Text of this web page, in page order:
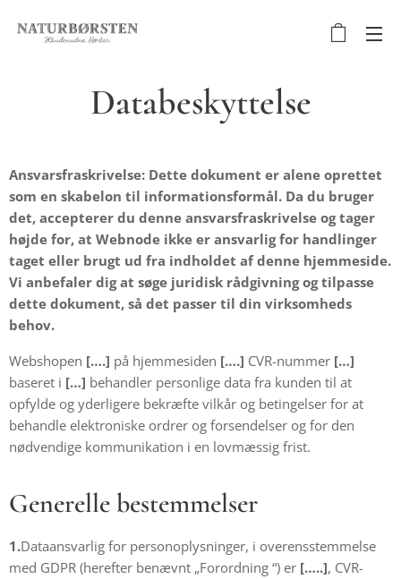
Databeskyttelse
Ansvarsfraskrivelse: Dette dokument er alene oprettet
som en skabelon til informationsformål. Da du bruger
det, accepterer du denne ansvarsfraskrivelse og tager
højde for, at Webnode ikke er ansvarlig for handlinger
taget eller brugt ud fra indholdet af denne hjemmeside.
Vi anbefaler dig at søge juridisk rådgivning og tilpasse
dette dokument, så det passer til din virksomheds
behov.
Webshopen [….] på hjemmesiden [….] CVR-nummer […]
baseret i […] behandler personlige data fra kunden til at
opfylde og yderligere bekræfte vilkår og betingelser for at
behandle elektroniske ordrer og forsendelser og for den
nødvendige kommunikation i en lovmæssig frist.
Generelle bestemmelser
1.Dataansvarlig for personoplysninger, i overensstemmelse
med GDPR (herefter benævnt „Forordning “) er […..], CVR-